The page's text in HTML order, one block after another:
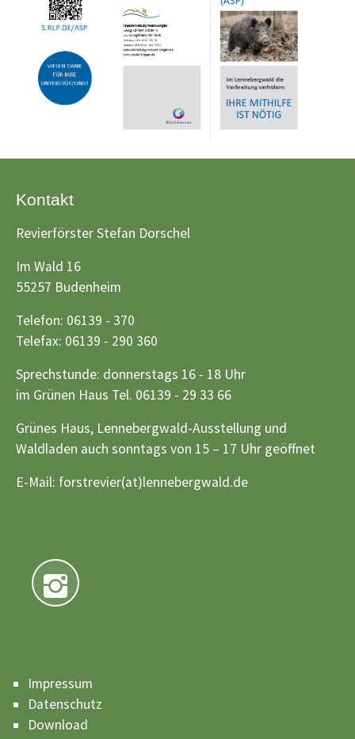
Kontakt
Revierförster Stefan Dorschel
Im Wald 16
55257 Budenheim
Telefon: 06139 - 370
Telefax: 06139 - 290 360
Sprechstunde: donnerstags 16 - 18 Uhr
im Grünen Haus Tel. 06139 - 29 33 66
Grünes Haus, Lennebergwald-Ausstellung und
Waldladen auch sonntags von 15 – 17 Uhr geöffnet
E-Mail: forstrevier(at)lennebergwald.de
Impressum
Datenschutz
Download